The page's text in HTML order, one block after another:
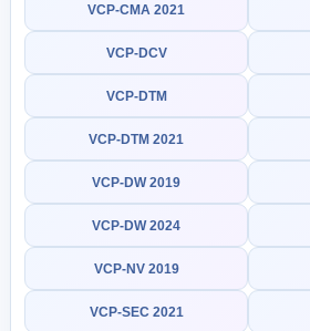
VCP-CMA 2021
VCP-DCV
VCP-DTM
VCP-DTM 2021
VCP-DW 2019
VCP-DW 2024
VCP-NV 2019
VCP-SEC 2021